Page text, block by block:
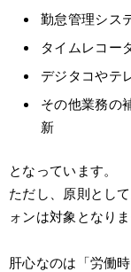
勤怠管理シス
タイムレコー
デジタコやテ
その他業務の
新
となっています。
ただし、原則とし
ォンは対象となりま
肝心なのは「労働